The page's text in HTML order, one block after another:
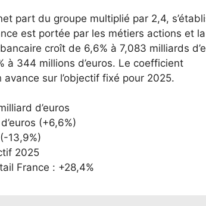
part du groupe multiplié par 2,4,
est portée par les métiers actions et la
croît de 6,6% à 7,083 milliards
à 344 millions d’euros. Le coefficient
avance sur l’objectif fixé pour 2025.
d’euros
(+6,6%)
13,9%)
2025
France : +28,4%